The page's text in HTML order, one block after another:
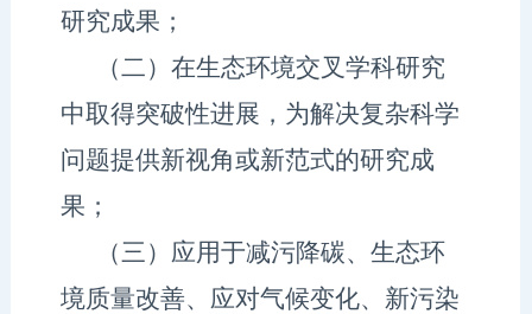
研究成果；
（二）在生态环境交叉学科研究
中取得突破性进展，为解决复杂科学
问题提供新视角或新范式的研究成
果；
（三） 应用于减污降碳、生态环
境质量改善、应对气候变化、新污染